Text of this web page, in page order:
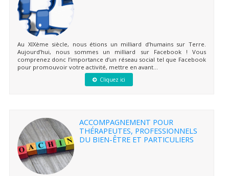
Au XIXème siècle, nous étions un milliard d’humains sur Terre.
Aujourd’hui, nous sommes un milliard sur Facebook ! Vous
comprenez donc l’importance d’un réseau social tel que Facebook
pour promouvoir votre activité, mettre en avant...
Cliquez ici
ACCOMPAGNEMENT POUR
THÉRAPEUTES, PROFESSIONNELS
DU BIEN-ÊTRE ET PARTICULIERS